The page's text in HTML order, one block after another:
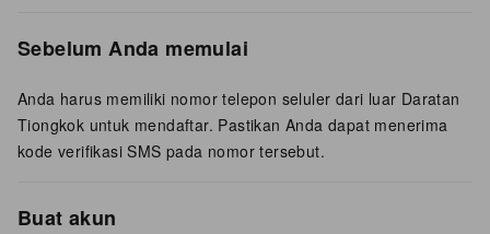
Sebelum Anda memulai
Anda harus memiliki nomor telepon seluler dari luar Daratan
Tiongkok untuk mendaftar. Pastikan Anda dapat menerima
kode verifikasi SMS pada nomor tersebut.
Buat akun